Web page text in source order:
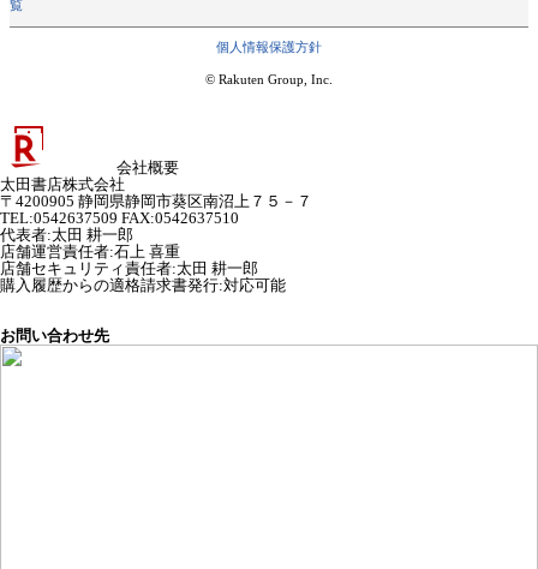
覧
個人情報保護方針
© Rakuten Group, Inc.
会社概要
太田書店株式会社
〒4200905 静岡県静岡市葵区南沼上７５－７
TEL:0542637509 FAX:0542637510
代表者:太田 耕一郎
店舗運営責任者:石上 喜重
店舗セキュリティ責任者:太田 耕一郎
購入履歴からの適格請求書発行:対応可能
お問い合わせ先